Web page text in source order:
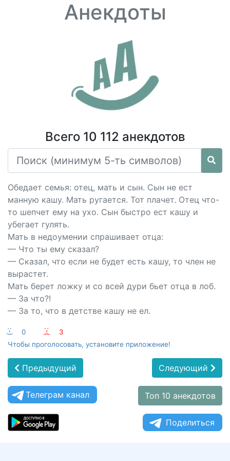
Анекдоты
Всего 10 112 анекдотов
Обедает семья: отец, мать и сын. Сын не ест
манную кашу. Мать ругается. Тот плачет. Отец что-
то шепчет ему на ухо. Сын быстро ест кашу и
убегает гулять.
Мать в недоумении спрашивает отца:
— Что ты ему сказал?
— Сказал, что если не будет есть кашу, то член не
вырастет.
Мать берет ложку и со всей дури бьет отца в лоб.
— За что?!
— За то, что в детстве кашу не ел.
:-) 0 :-(
3
Чтобы проголосовать, установите приложение!
Предыдущий Следующий
Телеграм канал Топ 10 анекдотов
Поделиться